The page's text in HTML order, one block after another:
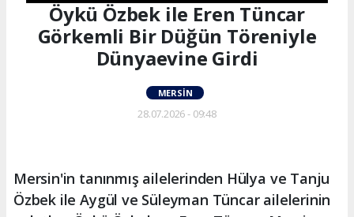
Öykü Özbek ile Eren Tüncar
Görkemli Bir Düğün Töreniyle
Dünyaevine Girdi
MERSIN
28.07.2026 - 09:48
Mersin'in tanınmış ailelerinden Hülya ve Tanju
Özbek ile Aygül ve Süleyman Tüncar ailelerinin